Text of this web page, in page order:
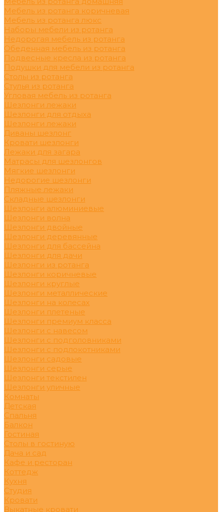
Мебель из ротанга коричневая
Мебель из ротанга люкс
Наборы мебели из ротанга
Недорогая мебель из ротанга
Обеденная мебель из ротанга
Подвесные кресла из ротанга
Подушки для мебели из ротанга
Столы из ротанга
Стулья из ротанга
Угловая мебель из ротанга
Шезлонги лежаки
Шезлонги для отдыха
Шезлонги лежаки
Диваны шезлонг
Кровати шезлонги
Лежаки для загара
Матрасы для шезлонгов
Мягкие шезлонги
Недорогие шезлонги
Пляжные лежаки
Складные шезлонги
Шезлонги алюминиевые
Шезлонги волна
Шезлонги двойные
Шезлонги деревянные
Шезлонги для бассейна
Шезлонги для дачи
Шезлонги из ротанга
Шезлонги коричневые
Шезлонги круглые
Шезлонги металлические
Шезлонги на колесах
Шезлонги плетеные
Шезлонги премиум класса
Шезлонги с навесом
Шезлонги с подголовниками
Шезлонги с подлокотниками
Шезлонги садовые
Шезлонги серые
Шезлонги текстилен
Шезлонги уличные
Комнаты
Детская
Спальня
Балкон
Гостиная
Столы в гостиную
Дача и сад
Кафе и ресторан
Коттедж
Кухня
Студия
Кровати
Выкатные кровати